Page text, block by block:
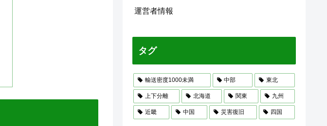
運営者情報
タグ
輸送密度1000未満 中部 東北
上下分離 北海道 関東 九州
近畿 中国 災害復旧 四国